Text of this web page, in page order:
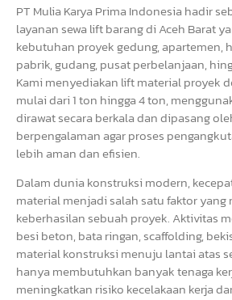
PT Mulia Karya Prima Indonesia hadir
layanan sewa lift barang di Aceh Barat
kebutuhan proyek gedung, apartemen,
pabrik, gudang, pusat perbelanjaan,
Kami menyediakan lift material proyek
mulai dari 1 ton hingga 4 ton,
dirawat secara berkala dan dipasang
berpengalaman agar proses
lebih aman dan efisien.
Dalam dunia konstruksi modern,
material menjadi salah satu faktor yang
keberhasilan sebuah proyek. Aktivitas
besi beton, bata ringan, scaffolding,
material konstruksi menuju lantai atas
hanya membutuhkan banyak tenaga
meningkatkan risiko kecelakaan kerja